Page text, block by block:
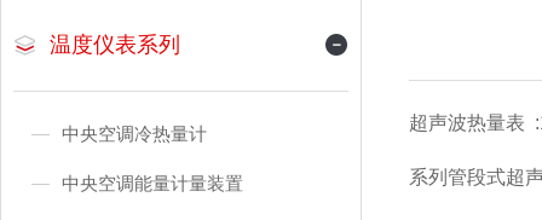
温度仪表系列
中央空调冷热量计
中央空调能量计量装置
超声波热量表
系列管段式超